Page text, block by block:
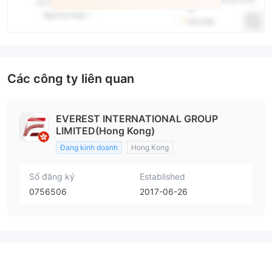
Các công ty liên quan
EVEREST INTERNATIONAL GROUP
LIMITED(Hong Kong)
Đang kinh doanh Hong Kong
Số đăng ký
0756506
Established
2017-06-26